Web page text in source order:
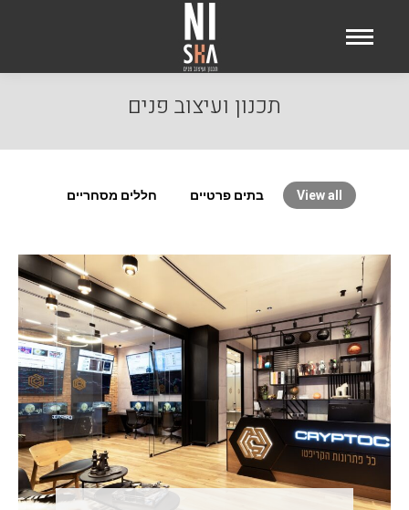
תכנון ועיצוב פנים
View all בתים פרטיים חללים מסחריים